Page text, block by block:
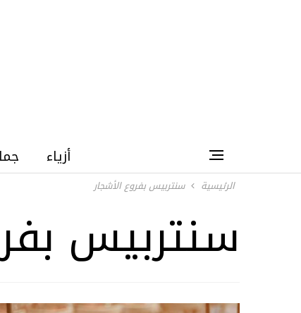
أزياء
الرئيسية سنتربيس بفروع الأشجار
سنتربيس